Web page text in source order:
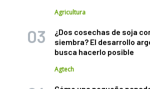
Agricultura
¿Dos cosechas de soja
siembra? El desarrollo
busca hacerlo posible
Agtech